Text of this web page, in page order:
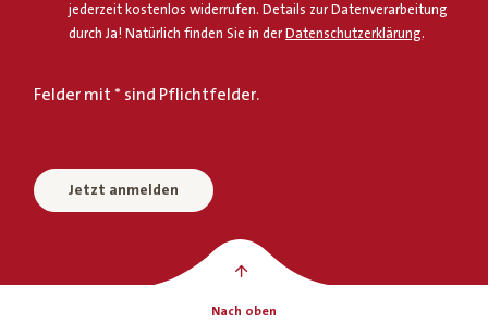
jederzeit kostenlos widerrufen. Details zur Datenverarbeitung
durch Ja! Natürlich finden Sie in derDatenschutzerklärung.
Felder mit * sind Pflichtfelder.
Jetzt anmelden
Nach oben